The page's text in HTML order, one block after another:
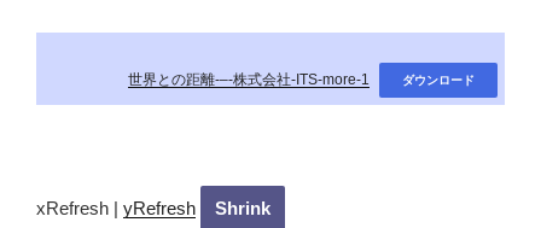
世界との距離-–-株式会社-ITS-more-1 ダウンロード
xRefresh | yRefresh